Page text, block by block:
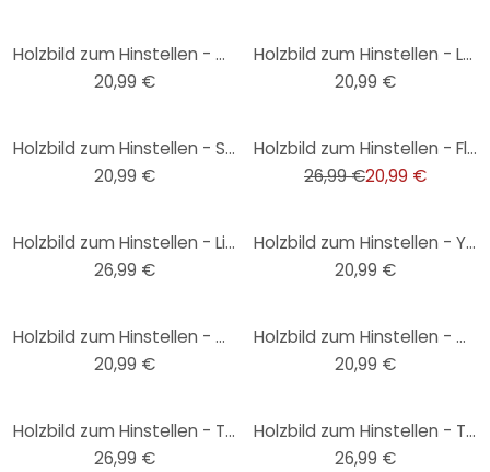
Holzbild zum Hinstellen - My Moon and Stars - 15x15 cm
20,99 €
Holzbild zum Hinstellen - Love is in the air rot - 15x15 cm
20,99 €
Holzbild zum Hinstellen - Skyline London Outline - 15x15 cm
20,99 €
Holzbild zum Hinstellen - Florale Giraffe - Frida Floral Studio - 15x15 cm
26,99 €20,99 €
Holzbild zum Hinstellen - Liebespaar - Inspiriert von Matisse - Zamart - 15x15 cm
26,99 €
Holzbild zum Hinstellen - Your time is now - Spruch Deko - 15x15 cm
20,99 €
Holzbild zum Hinstellen - Guten Appetit - 15x15 cm
20,99 €
Holzbild zum Hinstellen - Coffee Lover - 15x15 cm
20,99 €
Holzbild zum Hinstellen - Tohmé - Mulan - 15x15 cm
26,99 €
Holzbild zum Hinstellen - Tohmé - Flawless Audrey - 15x15 cm
26,99 €